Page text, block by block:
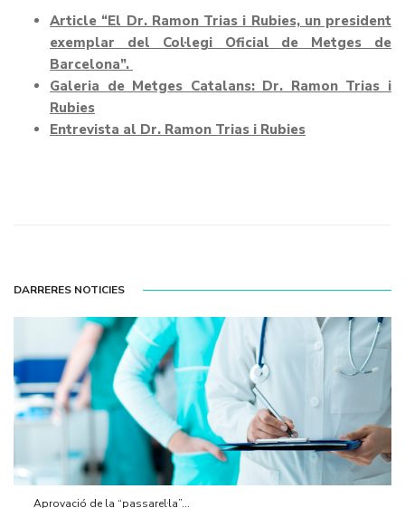
Article “El Dr. Ramon Trias i Rubies, un president
exemplar del Col·legi Oficial de Metges de
Barcelona”.
Galeria de Metges Catalans: Dr. Ramon Trias i
Rubies
Entrevista al Dr. Ramon Trias i Rubies
DARRERES NOTICIES
Aprovació de la “passarel·la”...